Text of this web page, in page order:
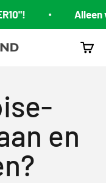
Alleen
en